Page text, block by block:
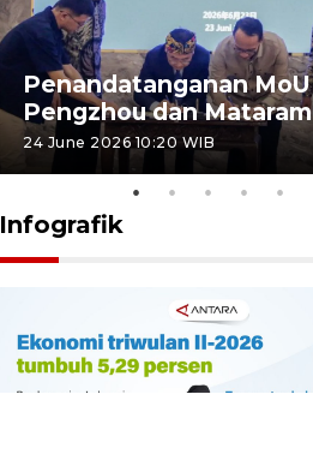
Penandatanganan MoU
Pengzhou dan Mataram
24 June 2026 10:20 WIB
Infografik